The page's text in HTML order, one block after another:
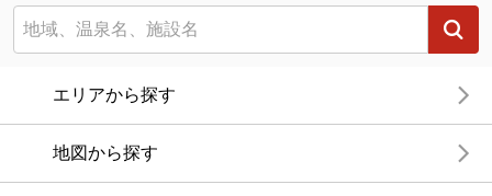
エリアから探す
地図から探す